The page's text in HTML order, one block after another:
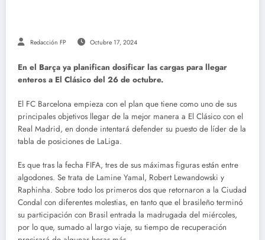
Redacción FP Octubre 17, 2024
En el Barça ya planifican dosificar las cargas para llegar
enteros a El Clásico del 26 de octubre.
El FC Barcelona empieza con el plan que tiene como uno de sus
principales objetivos llegar de la mejor manera a El Clásico con el
Real Madrid, en donde intentará defender su puesto de líder de la
tabla de posiciones de LaLiga.
Es que tras la fecha FIFA, tres de sus máximas figuras están entre
algodones. Se trata de Lamine Yamal, Robert Lewandowski y
Raphinha. Sobre todo los primeros dos que retornaron a la Ciudad
Condal con diferentes molestias, en tanto que el brasileño terminó
su participación con Brasil entrada la madrugada del miércoles,
por lo que, sumado al largo viaje, su tiempo de recuperación